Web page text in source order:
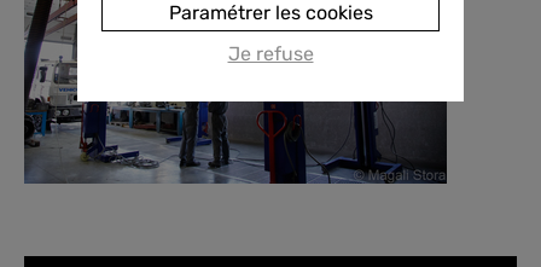
Paramétrer les cookies
Je refuse